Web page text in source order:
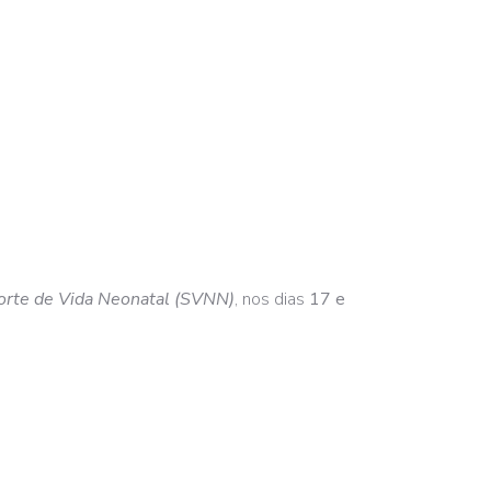
de Vida Neonatal (SVNN), nos dias 17 e